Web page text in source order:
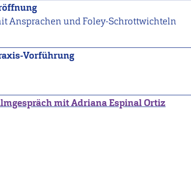
Ansprachen und Foley-Schrottwichteln
Vorführung
mit Adriana Espinal Ortiz